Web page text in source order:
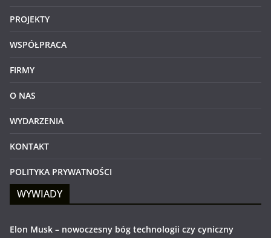
PROJEKTY
WSPÓŁPRACA
FIRMY
O NAS
WYDARZENIA
KONTAKT
POLITYKA PRYWATNOŚCI
WYWIADY
Elon Musk – nowoczesny bóg technologii czy cyniczny